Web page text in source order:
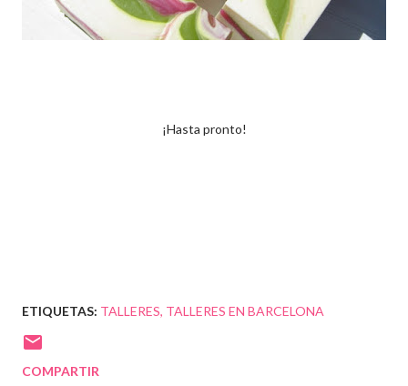
¡Hasta pronto!
ETIQUETAS: TALLERES TALLERES EN BARCELONA
COMPARTIR